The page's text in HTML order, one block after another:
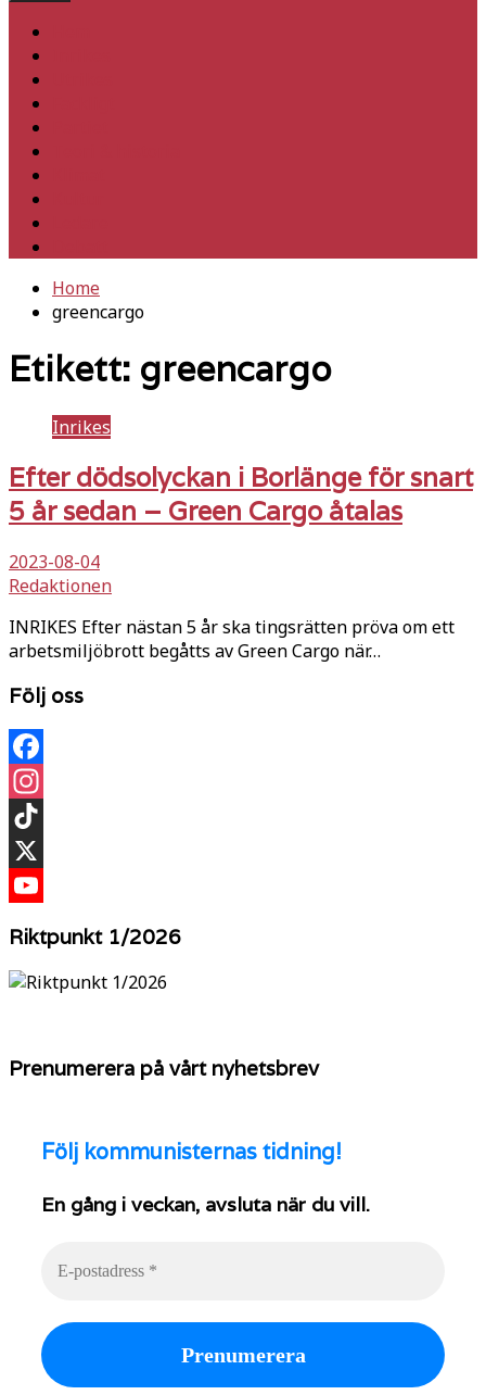
Home
greencargo
Etikett: greencargo
Inrikes
Efter dödsolyckan i Borlänge för snart
5 år sedan – Green Cargo åtalas
2023-08-04
Redaktionen
INRIKES Efter nästan 5 år ska tingsrätten pröva om ett
arbetsmiljöbrott begåtts av Green Cargo när…
Följ oss
Facebook
Instagram
TikTok
X
Riktpunkt 1/2026
Prenumerera på vårt nyhetsbrev
Följ kommunisternas tidning!
En gång i veckan, avsluta när du vill.